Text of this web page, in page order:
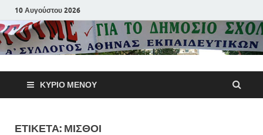
10 Αυγούστου 2026
Α΄
Αθηνών
ΚΎΡΙΟ ΜΕΝΟΎ
ΕΤΙΚΈΤΑ: ΜΙΣΘΟΊ